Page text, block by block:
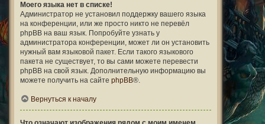
Моего языка нет в списке!
Администратор не установил поддержку вашего языка
на конференции, или же просто никто не перевёл
phpBB на ваш язык. Попробуйте узнать у
администратора конференции, может ли он установить
нужный вам языковой пакет. Если такого языкового
пакета не существует, то вы сами можете перевести
phpBB на свой язык. Дополнительную информацию вы
можете получить на сайте phpBB®.
Вернуться к началу